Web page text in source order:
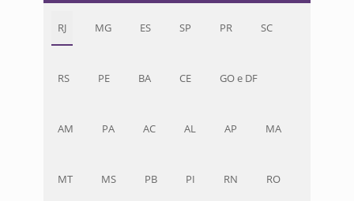
RJ MG ES SP PR SC
RS PE BA CE GO e DF
AM PA AC AL AP MA
MT MS PB PI RN RO